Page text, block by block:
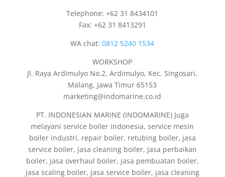
Telephone: +62 31 8434101
Fax: +62 31 8413291
WA chat:0812 5240 1534
WORKSHOP
Jl. Raya Ardimulyo No.2, Ardimulyo, Kec. Singosari,
Malang, Jawa Timur 65153
marketing@indomarine.co.id
PT. INDONESIAN MARINE (INDOMARINE) Juga
melayani service boiler indonesia, service mesin
boiler industri, repair boiler, retubing boiler, jasa
service boiler, jasa cleaning boiler, jasa perbaikan
boiler, jasa overhaul boiler, jasa pembuatan boiler,
jasa scaling boiler, jasa service boiler, jasa cleaning